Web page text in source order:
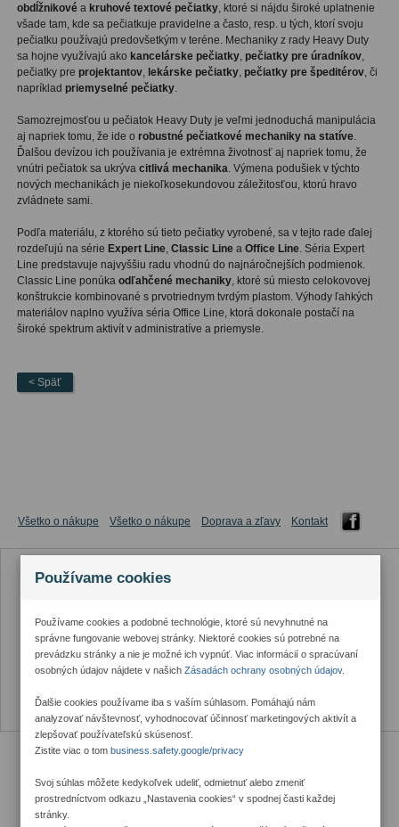
obdĺžnikovéa kruhové textové pečiatky, ktoré si nájdu široké uplatnenie
všade tam, kde sa pečiatkuje pravidelne a často, resp. u tých, ktorí svoju
pečiatku používajú predovšetkým v teréne. Mechaniky z rady Heavy Duty
sa hojne využívajú ako kancelárske pečiatky, pečiatky pre úradníkov,
pečiatky pre projektantov, lekárske pečiatky, pečiatky pre špeditérov, či
napríklad priemyselné pečiatky.
Samozrejmosťou u pečiatok Heavy Duty je veľmi jednoduchá manipulácia
aj napriek tomu, že ide o robustné pečiatkové mechaniky na statíve.
Ďalšou devízou ich používania je extrémna životnosť aj napriek tomu, že
vnútri pečiatok sa ukrýva citlivá mechanika. Výmena podušiek v týchto
nových mechanikách je niekoľkosekundovou záležitosťou, ktorú hravo
zvládnete sami.
Podľa materiálu, z ktorého sú tieto pečiatky vyrobené, sa v tejto rade ďalej
rozdeľujú na série Expert Line, Classic Linea Office Line. Séria Expert
Line predstavuje najvyššiu radu vhodnú do najnáročnejších podmienok.
Classic Line ponúka odľahčené mechaniky, ktoré sú miesto celokovovej
konštrukcie kombinované s prvotriednym tvrdým plastom. Výhody ľahkých
materiálov naplno využíva séria Office Line, ktorá dokonale postačí na
široké spektrum aktivít v administratíve a priemysle.
< Späť
Všetko o nákupe Všetko o nákupe Doprava a zľavy Kontakt
Používame cookies
Používame cookies a podobné technológie, ktoré sú nevyhnutné na
správne fungovanie webovej stránky. Niektoré cookies sú potrebné na
prevádzku stránky a nie je možné ich vypnúť. Viac informácií o spracúvaní
osobných údajov nájdete v našichZásadách ochrany osobných údajov.
Ďalšie cookies používame iba s vaším súhlasom. Pomáhajú nám
analyzovať návštevnosť, vyhodnocovať účinnosť marketingových aktivít a
zlepšovať používateľskú skúsenosť.
Zistite viac o tombusiness.safety.google/privacy
Svoj súhlas môžete kedykoľvek udeliť, odmietnuť alebo zmeniť
prostredníctvom odkazu „Nastavenia cookies“ v spodnej časti každej
stránky.